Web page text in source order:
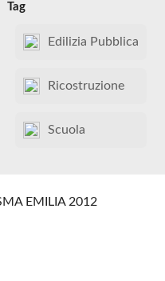
Tag
Edilizia Pubblica
Ricostruzione
Scuola
EMILIA 2012